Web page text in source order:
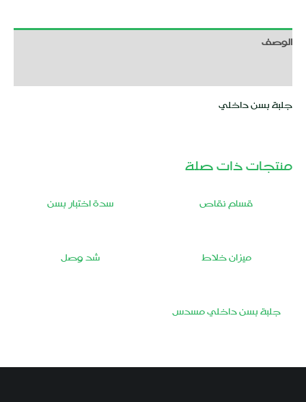
الوصف
جلبة بسن داخلي
منتجات ذات صلة
قسام نقاص سدة اختبار بسن
ميزان خلاط شد وصل
جلبة بسن داخلي مسدس